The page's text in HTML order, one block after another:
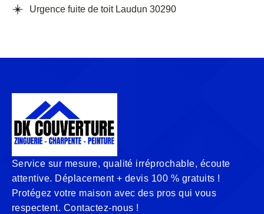
Urgence fuite de toit Laudun 30290
Service sur mesure, qualité irréprochable, écoute
attentive. Déplacement + devis 100 % gratuits !
Protégez votre maison avec des pros qui vous
respectent. Contactez-nous !